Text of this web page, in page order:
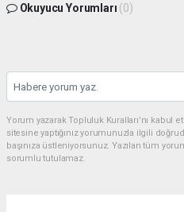
Okuyucu Yorumları (0)
Yorum yazarak Topluluk Kuralları’nı
sitesine yaptığınız yorumunuzla ilgili
başınıza üstleniyorsunuz. Yazılan tüm
sorumlu tutulamaz.